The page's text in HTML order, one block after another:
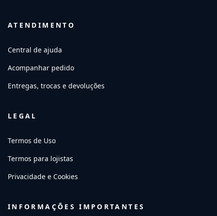
ATENDIMENTO
Central de ajuda
Acompanhar pedido
Entregas, trocas e devoluções
LEGAL
Termos de Uso
Termos para lojistas
Privacidade e Cookies
INFORMAÇÕES IMPORTANTES